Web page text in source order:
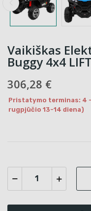
Vaikiškas
Buggy 4x4
306,28 €
Pristatymo terminas: 4
rugpjūčio 13-14 diena)